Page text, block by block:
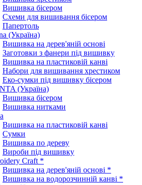
Вишивка бісером
Схеми для вишивання бісером
Папертоль
(Україна)
Вишивка на дерев'яній основі
Заготовки з фанери під вишивку
Вишивка на пластиковій канві
Набори для вишивання хрестиком
Еко-сумки під вишивку бісером
(Україна)
Вишивка бісером
Вишивка нитками
Вишивка на пластиковій канві
Сумки
Вишивка по дереву
Вироби під вишивку
Craft *
Вишивка на дерев'яній основі *
Вишивка на водорозчинній канві *